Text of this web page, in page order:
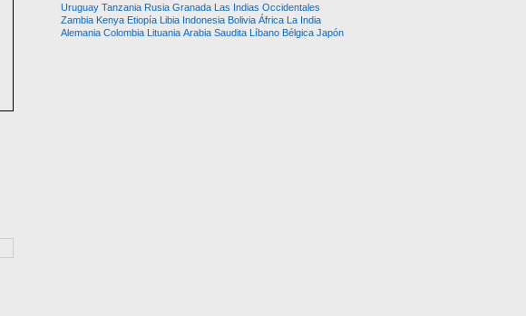
Uruguay Tanzania Rusia Granada Las Indias Occidentales
Zambia Kenya Etiopía Libia Indonesia Bolivia África La India
Alemania Colombia Lituania Arabia Saudita Líbano Bélgica Japón